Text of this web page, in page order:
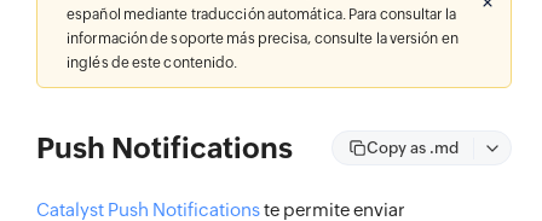
español mediante traducción automática. Para consultar la
información de soporte más precisa, consulte la versión en
inglés de este contenido.
Push Notifications Copy as .md
Catalyst Push Notificationste permite enviar